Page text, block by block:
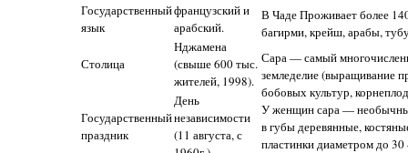
Государственный
язык
французский и
арабский.
Столица
Нджамена
(свыше 600 тыс.
жителей, 1998).
Государственный
праздник
День
независимости
(11 августа, с
В Чаде Проживает более
багирми, крейш, арабы,
Сара — самый
земледелие (выращивание
бобовых культур,
У женщин сара —
в губы деревянные,
пластинки диаметром до